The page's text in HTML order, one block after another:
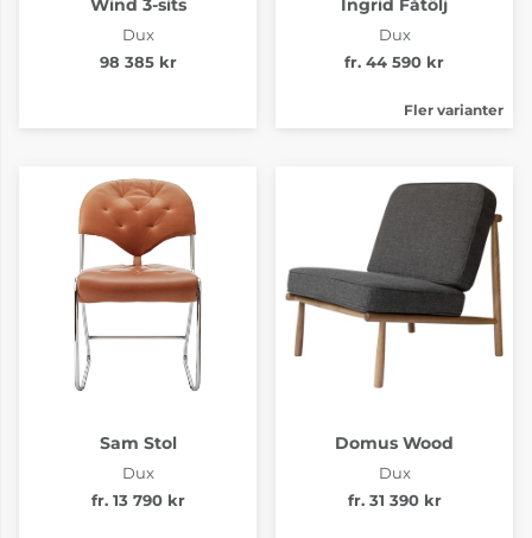
Wind 3-sits
Dux
98 385 kr
Ingrid Fåtölj
Dux
fr. 44 590 kr
Fler varianter
Sam Stol
Dux
fr. 13 790 kr
Domus Wood
Dux
fr. 31 390 kr